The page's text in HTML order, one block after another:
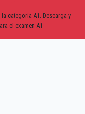
categoria A1. Descarga y
el examen A1